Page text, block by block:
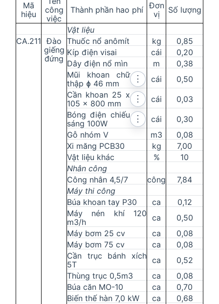
Mã
hiệu
công
việc
Thành phần hao phí Đơn
vị
Số lượng
Vật liệu
CA.211 Đào
giếng
đứng
Thuốc nổ anômít kg
0,85
Kíp điện visai
cái
0,20
Dây điện nổ mìn
m
0,38
Mũi khoan chữ
thập ɸ 46 mm
⋮ cái
0,50
Cần khoan 25 x
105 x 800 mm
⋮ cái
0,03
Bóng điện chiếu
sáng 100W
⋮ cái
0,30
Gỗ nhóm V
m3
0,08
Xi măng PCB30
kg
7,00
Vật liệu khác
%
10
Nhân công
Công nhân 4,5/7
công
7,84
Máy thi công
Búa khoan tay P30
ca
0,12
Máy nén khí 120
m3/h
ca
0,50
Máy bơm 25 cv
ca
0,08
Máy bơm 75 cv
ca
0,08
Cần trục bánh xích
5T
ca
0,52
Thùng trục 0,5m3
ca
0,08
Búa căn MO-10
ca
0,70
Biến thế hàn 7,0 kW
ca
0,68